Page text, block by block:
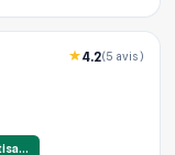
4.2(5 avis)